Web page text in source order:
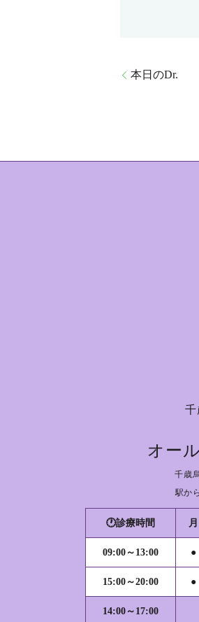
本日のDr.
オー
千歳
駅か
🕐診療時間 月
09:00～13:00 ●
15:00～20:00 ●
14:00～17:00